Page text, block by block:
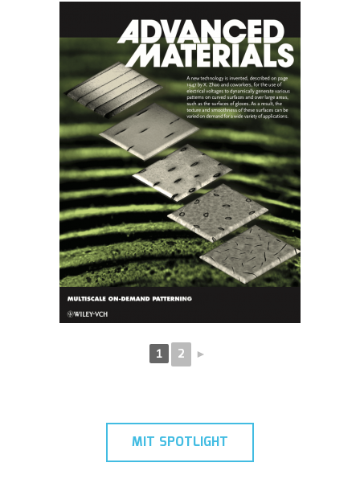
1 2 ►
MIT SPOTLIGHT